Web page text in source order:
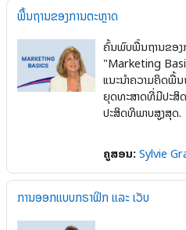
ພື້ນຖານຂອງການຕະຫຼາດ
ຄົ້ນພົບພື້ນຖານຂອງ
"Marketing
ແນະນຳຄວາມຄິດພື້ນ
ຍຸດທະສາດທີ່ມີປະສິ
ປະສິດທິພາບສູງສຸດ.
ຄູສອນ:Sylvie
ການອອກແບບກຣາຟິກ ແລະ ເວັບ